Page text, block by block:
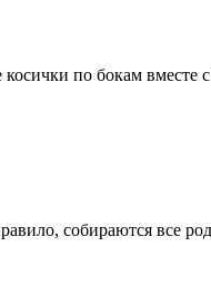
по бокам вместе
собираются все